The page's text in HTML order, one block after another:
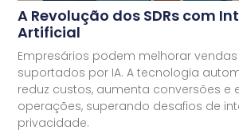
A Revolução dos SDRs com
Artificial
Empresários podem melhorar vendas
suportados por IA. A tecnologia
reduz custos, aumenta conversões e
operações, superando desafios de
privacidade.